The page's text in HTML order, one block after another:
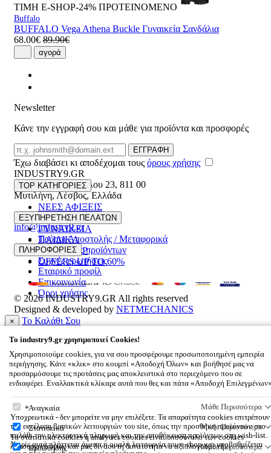
ΤΙΜΗ E-SHOP-24% ΠΡΟΤΕΙΝΟΜΕΝΟ
Buffalo
BUFFALO Vega Athena Buckle Γυναικεία Σανδάλια
68.00€ 89.90€
αγορά
Newsletter
Κάνε την εγγραφή σου και μάθε για προϊόντα και προσφορές
Email
ΕΓΓΡΑΦΗ
Έχω διαβάσει κι αποδέχομαι τους όρους χρήσης
INDUSTRY9.GR
Ελευθέριου Βενιζέλου 23, 811 00
Μυτιλήνη,Λέσβος,Ελλάδα
22510 55629
info@industry9.gr
TOP ΚΑΤΗΓΟΡΙΕΣ
ΝΕΕΣ ΑΦΙΞΕΙΣ
ΑΝΔΡΙΚΑ
ΓΥΝΑΙΚΕΙΑ
ΠΑΙΔΙΚΑ
ΑΞΕΣΟΥΑΡ
OFFERS UP TO 60%
ΕΞΥΠΗΡΕΤΗΣΗ ΠΕΛΑΤΩΝ
Τρόποι Αποστολής / Μεταφορικά
Επιστροφές προϊόντων
Συχνές ερωτήσεις
ΠΛΗΡΟΦΟΡΙΕΣ
Εταιρικό προφίλ
Επικοινωνία
Όροι χρήσης
© 2026INDUSTRY9.GR All rights reserved
Designed & developed by NETMECHANICS
× Το Καλάθι Σου
Βάλε κάτι στο καλάθι σου
To industry9.gr χρησιμοποιεί Cookies!
Χρησιμοποιούμε cookies, για να σου προσφέρουμε προσωποποιημένη εμπειρία
περιήγησης. Κάνε «κλικ» στο κουμπί «Αποδοχή Όλων» και βοήθησέ μας να
προσαρμόσουμε τις προτάσεις μας αποκλειστικά στο περιεχόμενο που σε
ενδιαφέρει. Εναλλακτικά κλίκαρε αυτά που θες και πάτα «Αποδοχή
To
Αναγκαία Μάθε Περισσότερα
Υποχρεωτικά - δεν μπορείτε να μην επιλέξετε. Τα απαραίτητα cookies επιτρέπουν
την εκτέλεση βασικών λειτουργιών του site, όπως την προσθήκη προϊόντων στο
καλάθι την ηλεκτρονική πληρωμή και την αποθήκευση προϊόντων στη wish-list.
Χωρίς αυτά πλήττεται άμεσα η ομαλή λειτουργία του e-shop και υποβαθμίζεται
Στατιστικά Μάθε Περισσότερα
Τα στατιστικά cookies ή analytics cookies είναι υποσύνολο των cookies
λειτουργικότητας και μας δίνουν τη δυνατότητα να αξιολογούμε την
Προώθησης Μάθε Περισσότερα